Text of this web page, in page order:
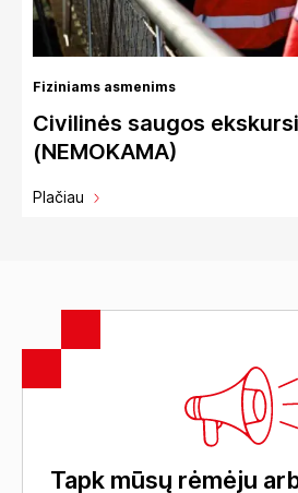
Fiziniams asmenims
Civilinės saugos
(NEMOKAMA)
Plačiau
Tapk mūsų rėmėju